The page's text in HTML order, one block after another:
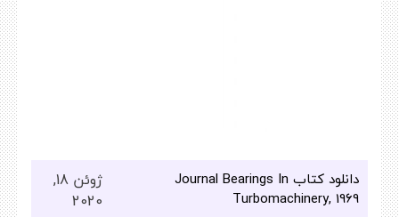
دانلود کتاب Journal Bearings In
Turbomachinery, 1969
ژوئن 18,
2020